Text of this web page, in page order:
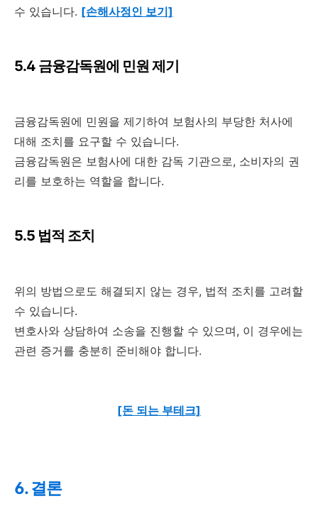
수 있습니다. [손해사정인 보기]
5.4 금융감독원에 민원 제기
금융감독원에 민원을 제기하여 보험사의 부당한 처사에
대해 조치를 요구할 수 있습니다.
금융감독원은 보험사에 대한 감독 기관으로, 소비자의 권
리를 보호하는 역할을 합니다.
5.5 법적 조치
위의 방법으로도 해결되지 않는 경우, 법적 조치를 고려할
수 있습니다.
변호사와 상담하여 소송을 진행할 수 있으며, 이 경우에는
관련 증거를 충분히 준비해야 합니다.
[돈 되는 부테크]
6. 결론